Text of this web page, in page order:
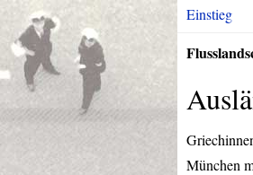
Einstieg
München